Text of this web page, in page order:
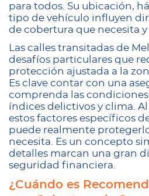
para todos. Su ubicación,
tipo de vehículo influyen
de cobertura que necesita y
Las calles transitadas de
desafíos particulares que
protección ajustada a la
Es clave contar con una
comprenda las
índices delictivos y clima.
estos factores específicos
puede realmente
necesita. Es un concepto
detalles marcan una gran
seguridad financiera.
¿Cuándo es